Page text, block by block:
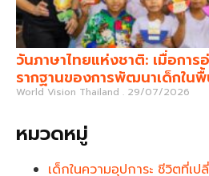
วันภาษาไทยแห่งชาติ: เมื่อกา
รากฐานของการพัฒนาเด็กใน
World Vision Thailand 29/07/2026
หมวดหมู่
เด็กในความอุปการะ ชีวิตที่เ